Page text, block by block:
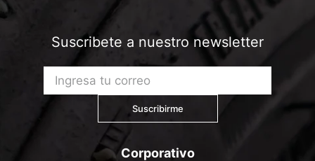
Suscribete a nuestro newsletter
Suscribirme
Corporativo